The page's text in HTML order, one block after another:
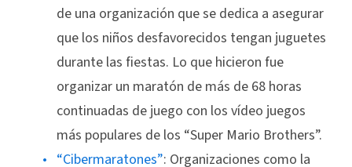
de una organización que se dedica a asegurar
que los niños desfavorecidos tengan juguetes
durante las fiestas. Lo que hicieron fue
organizar un maratón de más de 68 horas
continuadas de juego con los vídeo juegos
más populares de los “Super Mario Brothers”.
“Cibermaratones”: Organizaciones como la